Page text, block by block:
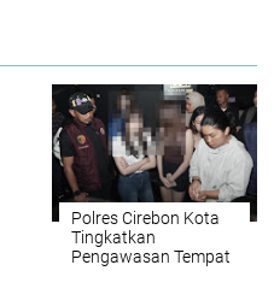
Polres Cirebon Kota
Tingkatkan
Pengawasan Tempat